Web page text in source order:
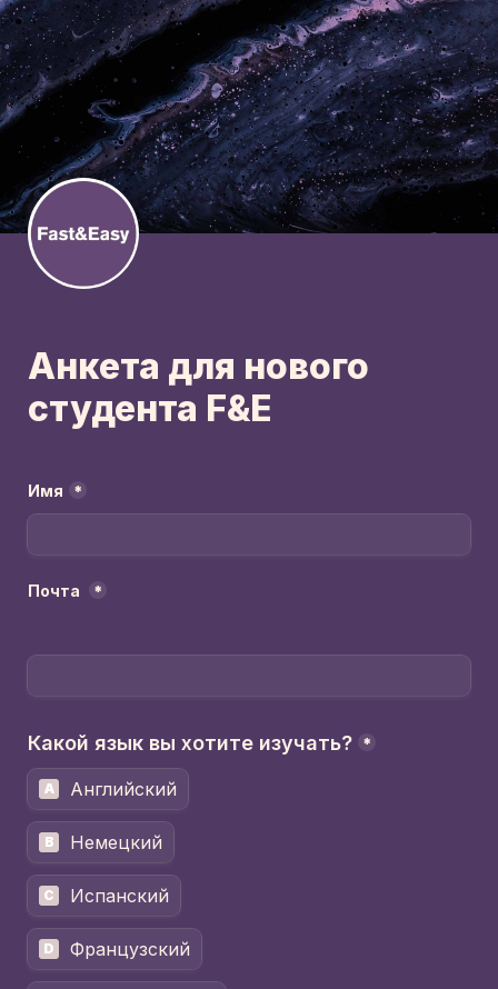
Анкета для нового
студента F&E
Имя *
Почта *
Какой язык вы хотите изучать? *
A Английский
B Немецкий
C Испанский
D Французский